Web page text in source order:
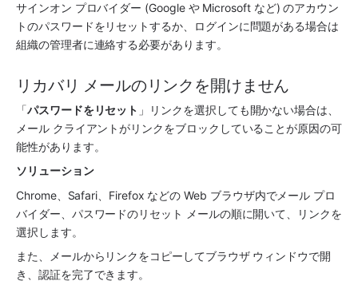
サインオン プロバイダー (Google や Microsoft など) のアカウン
トのパスワードをリセットするか、ログインに問題がある場合は
組織の管理者に連絡する必要があります。
リカバリ メールのリンクを開けません
「パスワードをリセット 」リンクを選択しても開かない場合は、
メール クライアントがリンクをブロックしていることが原因の可
能性があります。
ソリューション
Chrome、Safari、Firefox などの Web ブラウザ内でメール プロ
バイダー、パスワードのリセット メールの順に開いて、リンクを
選択します。
また、メールからリンクをコピーしてブラウザ ウィンドウで開
き、認証を完了できます。